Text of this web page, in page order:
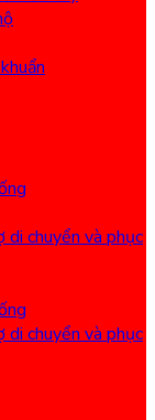
di chuyển và phục
di chuyển và phục